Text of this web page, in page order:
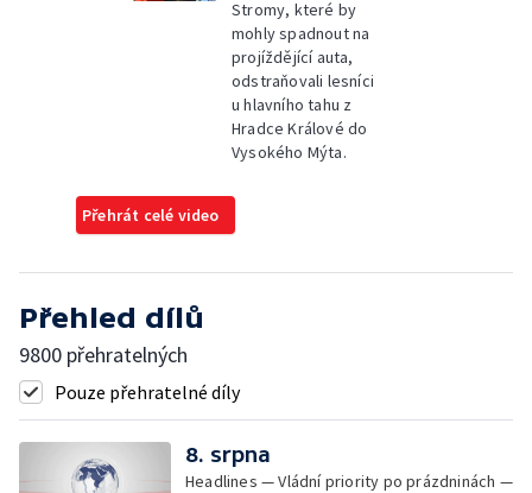
Stromy, které by
mohly spadnout na
projíždějící auta,
odstraňovali lesníci
u hlavního tahu z
Hradce Králové do
Vysokého Mýta.
Přehrát celé video
Přehled dílů
9800 přehratelných
Pouze přehratelné díly
8. srpna
Headlines — Vládní priority po prázdninách —